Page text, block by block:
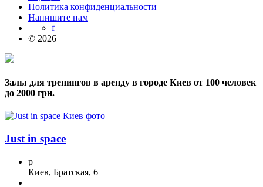
Политика конфиденциальности
Напишите нам
f
© 2026
Залы для тренингов в аренду в городе Киев от 100 человек
до 2000 грн.
Just in space
p
Киев, Братская, 6